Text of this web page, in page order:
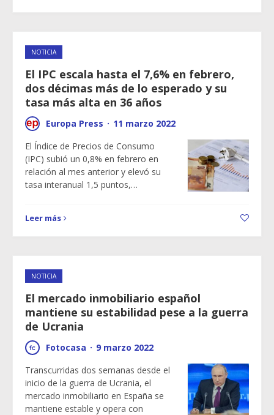
NOTICIA
El IPC escala hasta el 7,6% en febrero,
dos décimas más de lo esperado y su
tasa más alta en 36 años
Europa Press · 11 marzo 2022
El Índice de Precios de Consumo
(IPC) subió un 0,8% en febrero en
relación al mes anterior y elevó su
tasa interanual 1,5 puntos,…
Leer más
NOTICIA
El mercado inmobiliario español
mantiene su estabilidad pese a la guerra
de Ucrania
Fotocasa · 9 marzo 2022
Transcurridas dos semanas desde el
inicio de la guerra de Ucrania, el
mercado inmobiliario en España se
mantiene estable y opera con